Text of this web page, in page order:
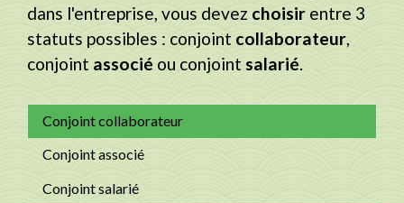
dans l'entreprise, vous devez choisir entre 3
statuts possibles : conjoint collaborateur,
conjoint associé ou conjoint salarié.
Conjoint collaborateur
Conjoint associé
Conjoint salarié